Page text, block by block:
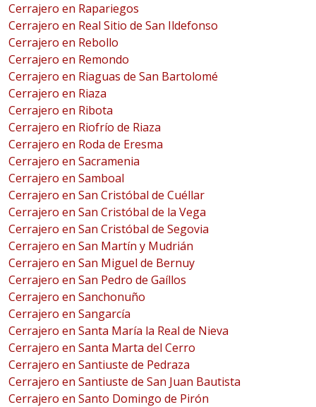
Cerrajero en Rapariegos
Cerrajero en Real Sitio de San Ildefonso
Cerrajero en Rebollo
Cerrajero en Remondo
Cerrajero en Riaguas de San Bartolomé
Cerrajero en Riaza
Cerrajero en Ribota
Cerrajero en Riofrío de Riaza
Cerrajero en Roda de Eresma
Cerrajero en Sacramenia
Cerrajero en Samboal
Cerrajero en San Cristóbal de Cuéllar
Cerrajero en San Cristóbal de la Vega
Cerrajero en San Cristóbal de Segovia
Cerrajero en San Martín y Mudrián
Cerrajero en San Miguel de Bernuy
Cerrajero en San Pedro de Gaíllos
Cerrajero en Sanchonuño
Cerrajero en Sangarcía
Cerrajero en Santa María la Real de Nieva
Cerrajero en Santa Marta del Cerro
Cerrajero en Santiuste de Pedraza
Cerrajero en Santiuste de San Juan Bautista
Cerrajero en Santo Domingo de Pirón